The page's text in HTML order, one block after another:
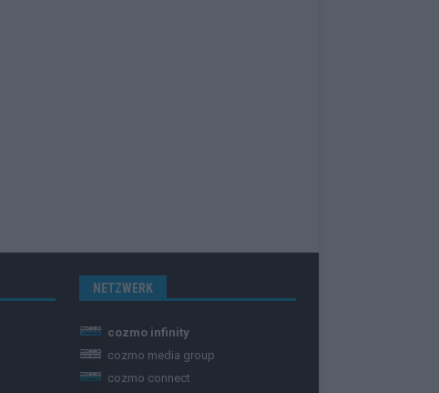
NETZWERK
cozmo infinity
cozmo media group
cozmo connect